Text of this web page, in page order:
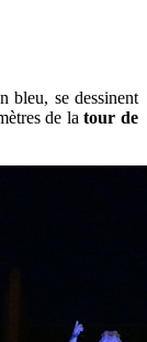
se dessinent
de latour de